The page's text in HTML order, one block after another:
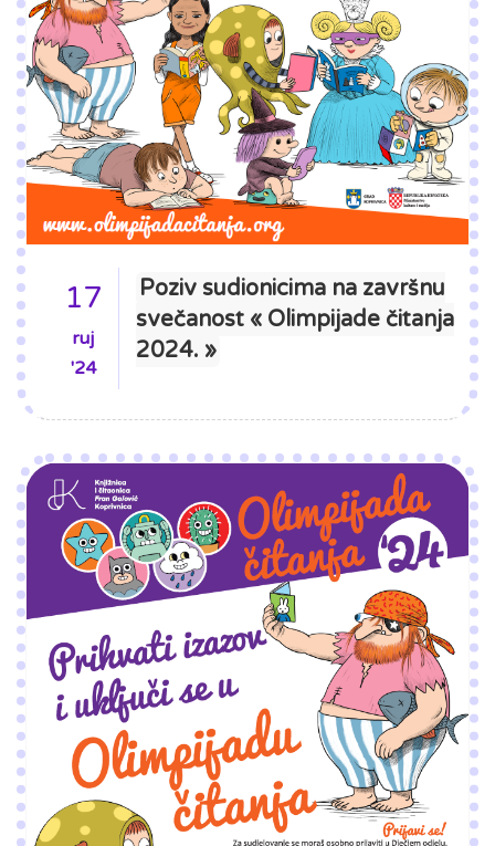
17
ruj
'24
Poziv sudionicima na završnu
svečanost « Olimpijade čitanja
2024. »